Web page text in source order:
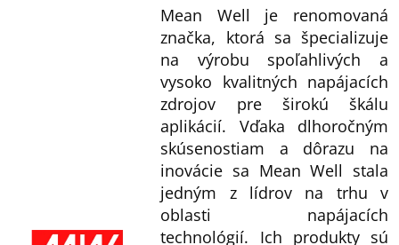
Mean Well je renomovaná
značka, ktorá sa špecializuje
na výrobu spoľahlivých a
vysoko kvalitných napájacích
zdrojov pre širokú škálu
aplikácií. Vďaka dlhoročným
skúsenostiam a dôrazu na
inovácie sa Mean Well stala
jedným z lídrov na trhu v
oblasti napájacích
technológií. Ich produkty sú